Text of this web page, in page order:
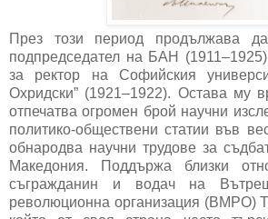
През този период продължава
подпредседател на БАН
за ректор на Софийския
Охридски” (1921–1922). Остава му
отпечатва огромен брой научни
политико-обществени статии във
обнародва научни трудове за
Македония. Поддържа близки
съгражданин и водач на
революционна организация (ВМРО)